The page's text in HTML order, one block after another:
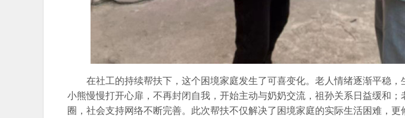
在社工的持续帮扶下，这个困境家庭发生了可喜变化。老人情绪逐渐平稳，
小熊慢慢打开心扉，不再封闭自我，开始主动与奶奶交流，祖孙关系日益缓和
圈，社会支持网络不断完善。此次帮扶不仅解决了困境家庭的实际生活困难，